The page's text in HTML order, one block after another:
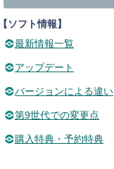
ソフト情報】
最新情報一覧
アップデート
バージョンによる違い
第9世代での変更点
購入特典・予約特典